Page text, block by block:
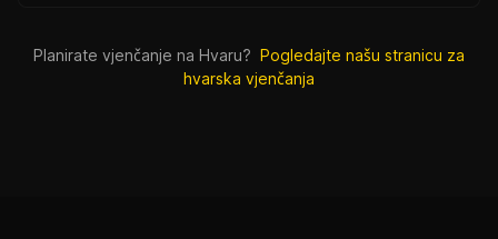
Planirate vjenčanje na Hvaru? Pogledajte našu stranicu za
hvarska vjenčanja